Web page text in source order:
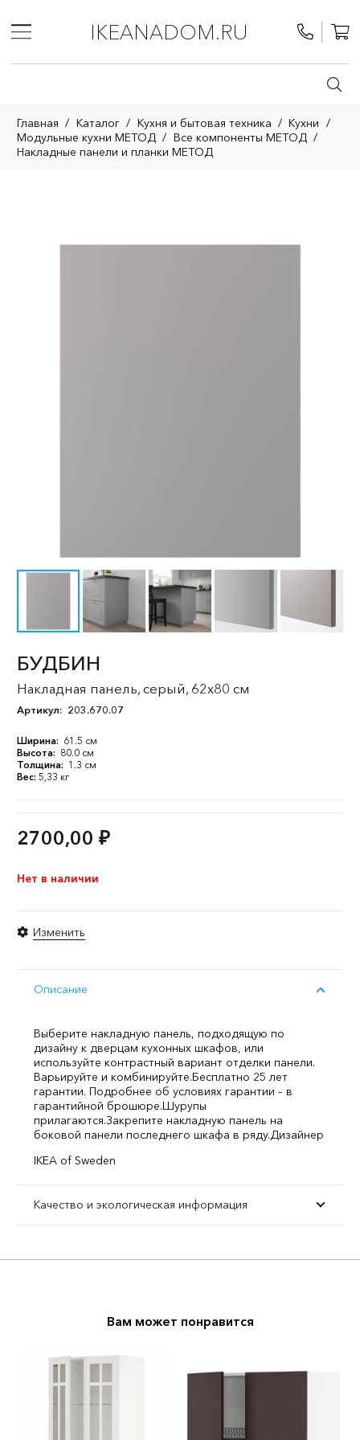
IKEANADOM.RU
Главная / Каталог / Кухня и бытовая техника / Кухни /
Модульные кухни МЕТОД / Все компоненты МЕТОД /
Накладные панели и планки МЕТОД
БУДБИН
Накладная панель, серый, 62x80 см
Артикул: 203.670.07
Ширина: 61.5 см
Высота: 80.0 см
Толщина: 1.3 см
Вес: 5,33 кг
2700,00 ₽
Нет в наличии
Изменить
Описание
Выберите накладную панель, подходящую по
дизайну к дверцам кухонных шкафов, или
используйте контрастный вариант отделки панели.
Варьируйте и комбинируйте.Бесплатно 25 лет
гарантии. Подробнее об условиях гарантии – в
гарантийной брошюре.Шурупы
прилагаются.Закрепите накладную панель на
боковой панели последнего шкафа в ряду.Дизайнер
IKEA of Sweden
Качество и экологическая информация
Вам может понравится